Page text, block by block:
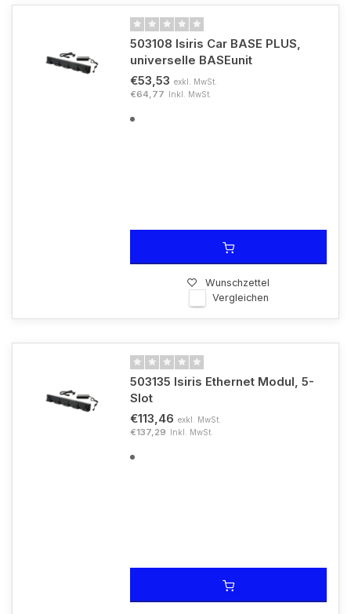
503108 Isiris Car BASE PLUS,
universelle BASEunit
€53,53 exkl. MwSt.
€64,77 Inkl. MwSt.
Wunschzettel
Vergleichen
503135 Isiris Ethernet Modul, 5-
Slot
€113,46 exkl. MwSt.
€137,29 Inkl. MwSt.